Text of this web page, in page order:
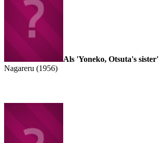
Als 'Yoneko, Otsuta's sister'
Nagareru (1956)